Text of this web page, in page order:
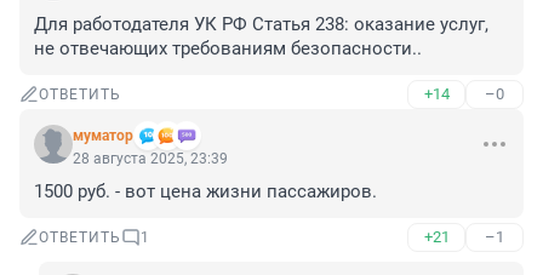
Для работодателя УК РФ Статья 238: оказание услуг,
не отвечающих требованиям безопасности..
ОТВЕТИТЬ +14 –0
муматор
28 августа 2025, 23:39
1500 руб. - вот цена жизни пассажиров.
ОТВЕТИТЬ 1 +21 –1